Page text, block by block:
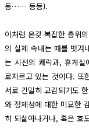
동…… 등등).
이처럼 온갖 복잡한 층위
의 실제 속내는 때를 벗겨
는 시선의 쾌락과, 휴게실
로지르고 있는 것이다. 또
서로 긴밀히 교감되기도
와 정체성에 대한 미묘한
히 되살아나거나, 혹은 호